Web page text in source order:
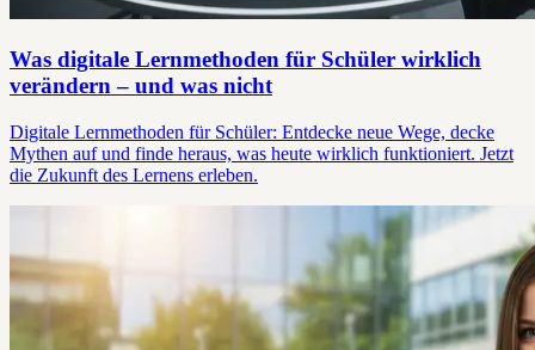
Was digitale Lernmethoden für Schüler wirklich
verändern – und was nicht
Digitale Lernmethoden für Schüler: Entdecke neue Wege, decke
Mythen auf und finde heraus, was heute wirklich funktioniert. Jetzt
die Zukunft des Lernens erleben.